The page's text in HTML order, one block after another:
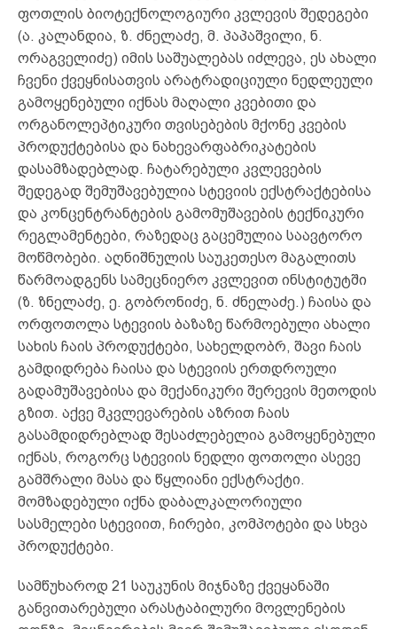
ფოთლის ბიოტექნოლოგიური კვლევის შედეგები
(ა. კალანდია, ზ. ძნელაძე, მ. პაპაშვილი, ნ.
ორაგველიძე) იმის საშუალებას იძლევა, ეს ახალი
ჩვენი ქვეყნისათვის არატრადიციული ნედლეული
გამოყენებული იქნას მაღალი კვებითი და
ორგანოლეპტიკური თვისებების მქონე კვების
პროდუქტებისა და ნახევარფაბრიკატების
დასამზადებლად. ჩატარებული კვლევების
შედეგად შემუშავებულია სტევიის ექსტრაქტებისა
და კონცენტრანტების გამომუშავების ტექნიკური
რეგლამენტები, რაზედაც გაცემულია საავტორო
მოწმობები. აღნიშნულის საუკეთესო მაგალითს
წარმოადგენს სამეცნიერო კვლევით ინსტიტუტში
(ზ. ზნელაძე, ე. გობრონიძე, ნ. ძნელაძე.) ჩაისა და
ორფოთოლა სტევიის ბაზაზე წარმოებული ახალი
სახის ჩაის პროდუქტები, სახელდობრ, შავი ჩაის
გამდიდრება ჩაისა და სტევიის ერთდროული
გადამუშავებისა და მექანიკური შერევის მეთოდის
გზით. აქვე მკვლევარების აზრით ჩაის
გასამდიდრებლად შესაძლებელია გამოყენებული
იქნას, როგორც სტევიის ნედლი ფოთოლი ასევე
გამშრალი მასა და წყლიანი ექსტრაქტი.
მომზადებული იქნა დაბალკალორიული
სასმელები სტევიით, ჩირები, კომპოტები და სხვა
პროდუქტები.
სამწუხაროდ 21 საუკუნის მიჯნაზე ქვეყანაში
განვითარებული არასტაბილური მოვლენების